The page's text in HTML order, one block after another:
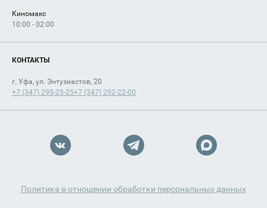
Киномакс
10:00 - 02:00
КОНТАКТЫ
г. Уфа, ул. Энтузиастов, 20
+7 (347) 295-25-25+7 (347) 292-22-00
Политика в отношении обработки персональных данных